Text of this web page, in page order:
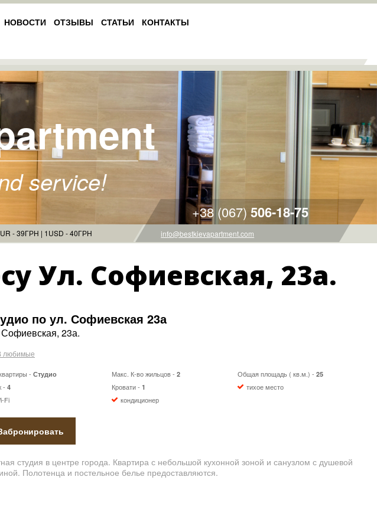
НОВОСТИ ОТЗЫВЫ СТАТЬИ КОНТАКТЫ
service!
- 39ГРН 1USD - 40ГРН
+38 (067) 506-18-75
info@bestkievapartment.com
Ул. Софиевская, 23а.
по ул. Софиевская 23а
23а.
любимые
- Студио Макс. К-во жильцов - 2 Общая площадь ( кв.м.) - 25
- 4 Кровати - 1
тихое место
Fi
кондиционер
студия в центре города. Квартира с небольшой кухонной зоной и санузлом с душевой
Полотенца и постельное белье предоставляются.